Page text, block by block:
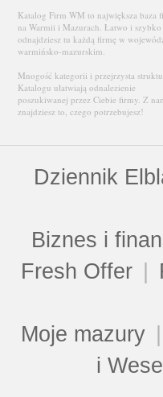
Katalog Firm WM to największa baza
na Warmii i Mazurach. Łatwo i szybko
odnajdziesz tu każdą firmę w
warmińsko-mazurskim.
Mnogość kategorii i przejrzysta
Katalogu ułatwiają odnalezienie
poszukiwanej przez Ciebie firmy. Z
znajdziesz to, czego potrzebujesz!
Dziennik
Biznes i
Fresh Offer
Moje mazury
i